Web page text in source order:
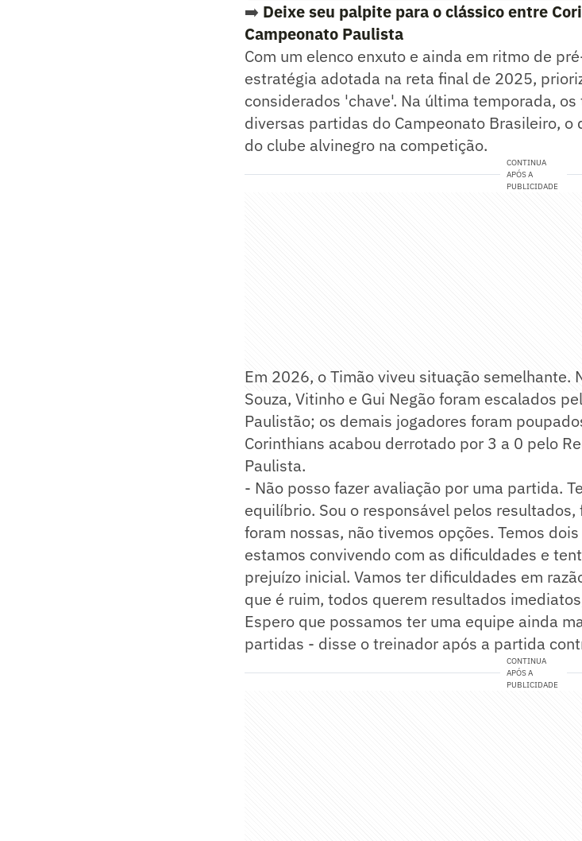
➡️ Deixe seu palpite para o clássico entre
Campeonato Paulista
Com um elenco enxuto e ainda em ritmo de
estratégia adotada na reta final de 2025,
considerados 'chave'. Na última temporada,
diversas partidas do Campeonato Brasileiro, o
do clube alvinegro na competição.
CONTINUA
APÓS A
PUBLICIDADE
Em 2026, o Timão viveu situação semelhante.
Souza, Vitinho e Gui Negão foram escalados
Paulistão; os demais jogadores foram
Corinthians acabou derrotado por 3 a 0 pelo
Paulista.
- Não posso fazer avaliação por uma partida.
equilíbrio. Sou o responsável pelos
foram nossas, não tivemos opções. Temos
estamos convivendo com as dificuldades e
prejuízo inicial. Vamos ter dificuldades em
que é ruim, todos querem resultados
Espero que possamos ter uma equipe ainda
partidas - disse o treinador após a partida
CONTINUA
APÓS A
PUBLICIDADE